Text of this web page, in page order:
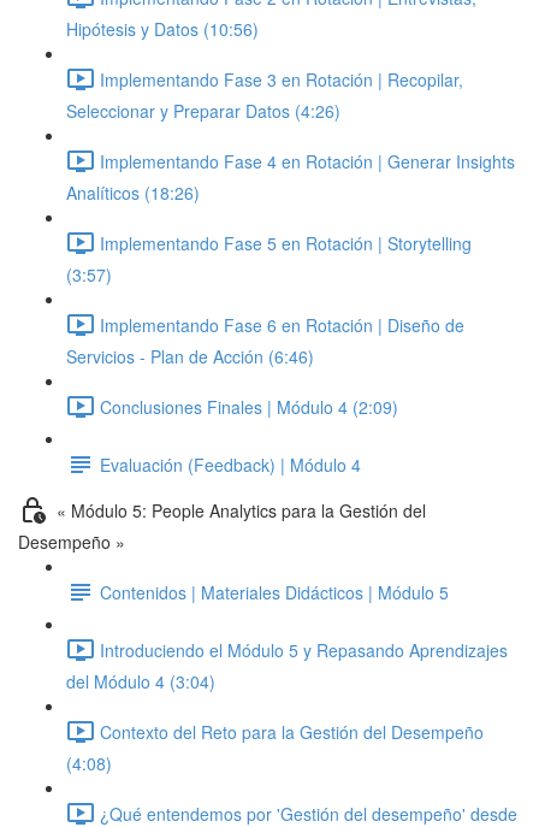
Hipótesis y Datos (10:56)
Implementando Fase 3 en Rotación | Recopilar,
Seleccionar y Preparar Datos (4:26)
Implementando Fase 4 en Rotación | Generar Insights
Analíticos (18:26)
Implementando Fase 5 en Rotación | Storytelling
(3:57)
Implementando Fase 6 en Rotación | Diseño de
Servicios - Plan de Acción (6:46)
Conclusiones Finales | Módulo 4 (2:09)
Evaluación (Feedback) | Módulo 4
« Módulo 5: People Analytics para la Gestión del
Desempeño »
Contenidos | Materiales Didácticos | Módulo 5
Introduciendo el Módulo 5 y Repasando Aprendizajes
del Módulo 4 (3:04)
Contexto del Reto para la Gestión del Desempeño
(4:08)
¿Qué entendemos por 'Gestión del desempeño' desde